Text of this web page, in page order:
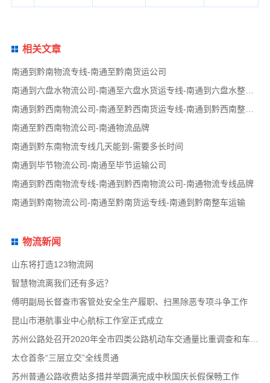
相关文章
南通到黔南物流专线-南通至黔南货运公司
南通到六盘水物流公司-南通至六盘水货运专线-南通到六盘水整车运输
南通到黔西南物流公司-南通至黔西南货运专线-南通到黔西南整车运输
南通至黔西南物流公司-南通物流品牌
南通到黔东南物流专线几天能到-需要多长时间
南通到毕节物流公司-南通至毕节运输公司
南通到黔西南物流专线-南通到黔西南物流公司-南通物流专线品牌
南通到黔南物流公司-南通至黔南货运专线-南通到黔南整车运输
物流新闻
山东将打造123物流网
智慧物流离我们还有多远？
傅明副局长督查市客管处安全生产履职、扫黑除恶专项斗争工作
昆山市港航事业中心航标工作室正式成立
苏州公路处召开2020年全市四类公路机动车交通量比重调查和车速调查布置会
太仓首条“三层立交”全线贯通
苏州普通公路收费站多措并举圆满完成中秋国庆长假保畅工作